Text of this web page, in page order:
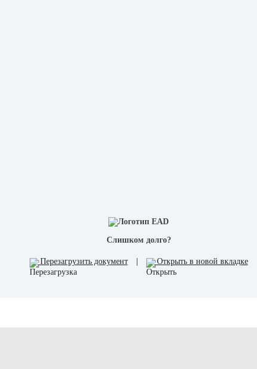
Слишком долго?
Перезагрузить документ | Открыть в новой вкладке